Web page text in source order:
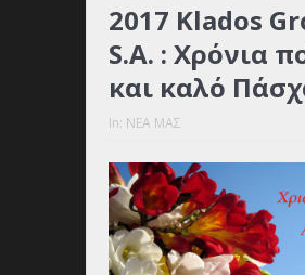
2017 Klados
S.A. : Χρόνια
και καλό
In: ΝΕΑ ΜΑΣ